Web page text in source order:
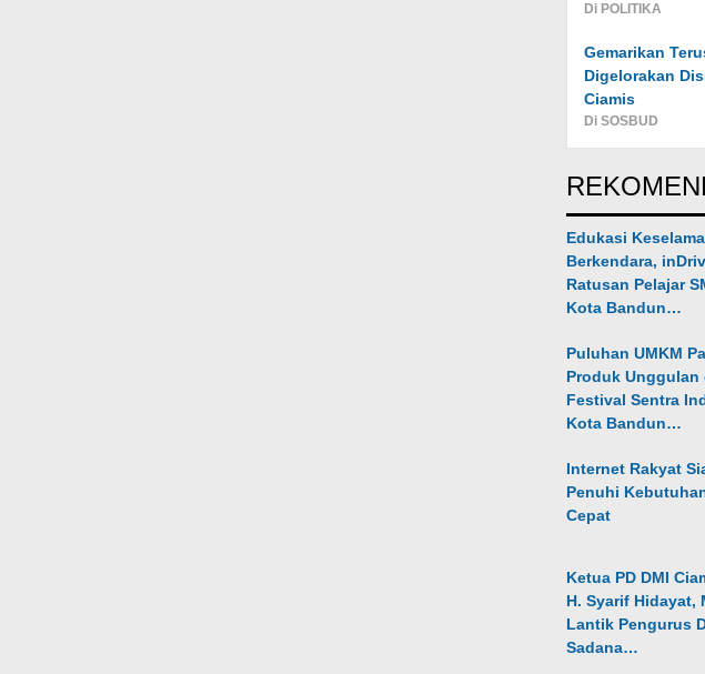
Di POLITIKA
Gemarikan
Digelorakan
Ciamis
Di SOSBUD
Edukasi
Berkendara,
Ratusan Pelajar
Kota Bandun…
Puluhan UMKM
Produk Unggulan
Festival Sentra
Kota Bandun…
Internet Rakyat
Penuhi
Cepat
Ketua PD DMI
H. Syarif Hidayat,
Lantik Pengurus
Sadana…